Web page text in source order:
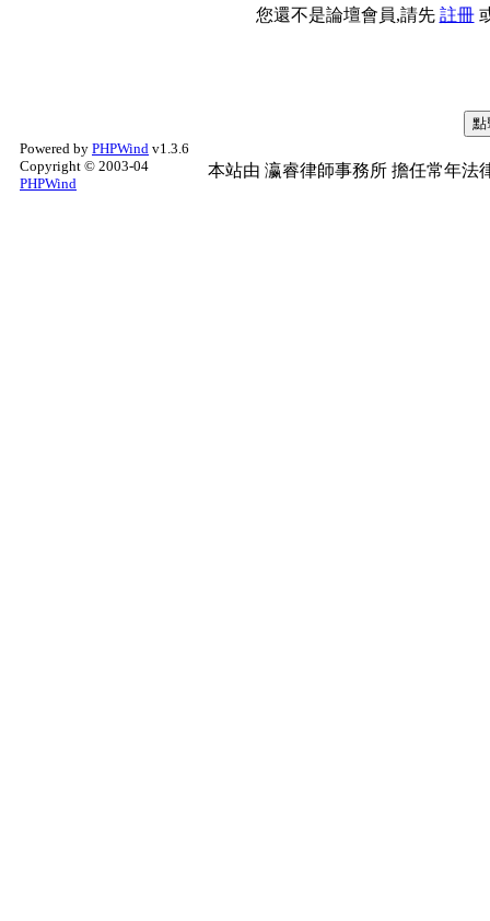
您還不是論壇會員,請先 註冊
Powered by PHPWind v1.3.6
Copyright © 2003-04
PHPWind
本站由 瀛睿律師事務所 擔任常年法